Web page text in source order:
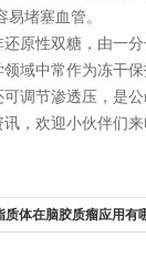
易堵塞血管。
还原性双糖，由一
领域中常作为冻干
调节渗透压，是
，欢迎小伙伴们来
质体在脑胶质瘤应用有